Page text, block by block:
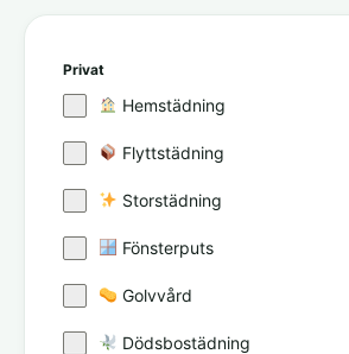
Privat
Hemstädning
Flyttstädning
Storstädning
Fönsterputs
Golvvård
Dödsbostädning